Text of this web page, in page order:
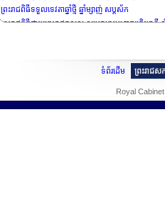
ព្រះរាជពិធីទទួលទេវតាឆ្នាំថ្មី ឆ្នាំម្សាញ់ សប្តស័ក
ព្រះរាជពិធីថ្វាយព្រះរាជកុសល សម្តេចព្រះមហាក្សត្រិយានី
ទំព័រដើម ព្រះរាជស
Royal